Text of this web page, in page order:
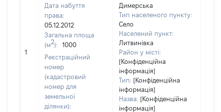
1
Дата набуття
права:
05.12.2012
Загальна площа
(м2):
1000
Реєстраційний
номер
(кадастровий
номер для
земельної
ділянки):
Димерська
Тип населеного пункту:
Село
Населений пункт:
Литвинівка
Район у місті:
[Конфіденційна
інформація]
Тип: [Конфіденційна
інформація]
Назва: [Конфіденційна
інформація]